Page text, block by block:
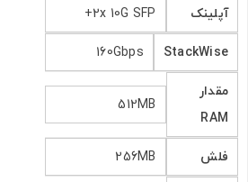
آپلینک
2x 10G SFP+
StackWise
160Gbps
مقدار
RAM
512MB
فلش
256MB